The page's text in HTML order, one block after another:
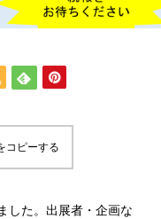
コピーする
した。出展者・企画な